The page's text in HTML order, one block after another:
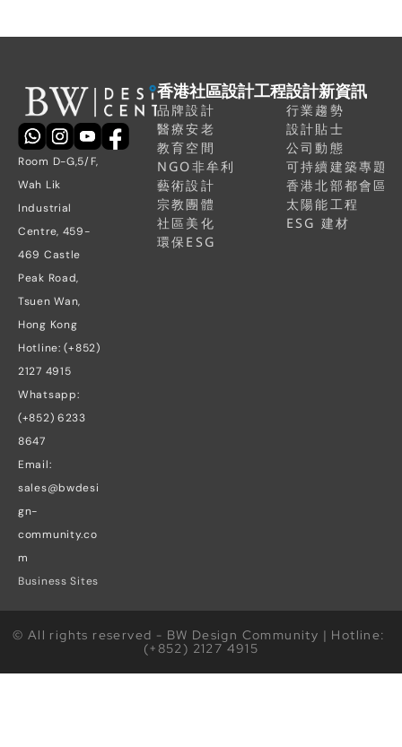
Room D-G,5/F,
Wah Lik
Industrial
Centre, 459-
469 Castle
Peak Road,
Tsuen Wan,
Hong Kong
Hotline: (+852)
2127 4915
Whatsapp:
(+852) 6233
8647
Email:
sales@bwdesi
gn-
community.co
m
Business Sites
香港社區設計工程
品牌設計
醫療安老
教育空間
NGO非牟利
藝術設計
宗教團體
社區美化
環保ESG
設計新資訊
行業趨勢
設計貼士
公司動態
可持續建築專題
香港北部都會區
太陽能工程
ESG 建材
© All rights reserved - BW Design Community | Hotline:
(+852) 2127 4915